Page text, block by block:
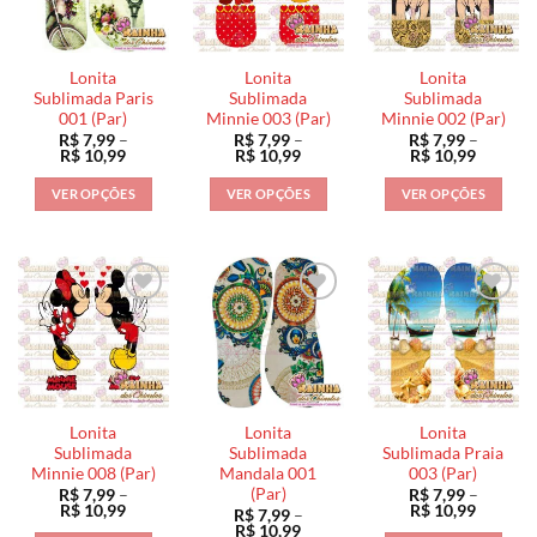
opções
podem
ser
escolhidas
na
página
do
produto
opções
podem
ser
escolhidas
na
página
do
produto
opções
podem
ser
escolhidas
na
página
do
produto
Lonita
Sublimada Paris
001 (Par)
R$7,99 –
R$ 10,99Faixa
preço:
R$ 7,99
através
VER OPÇÕES
tem
várias
variantes.
As
opções
podem
ser
escolhidas
na
página
do
Lonita
Sublimada
Minnie 003 (Par)
R$7,99 –
R$ 10,99Faixa
preço:
R$ 7,99
através
VER OPÇÕES
tem
várias
variantes.
As
opções
podem
ser
escolhidas
na
página
do
Lonita
Sublimada
Minnie 002 (Par)
R$7,99 –
R$ 10,99Faixa
preço:
R$ 7,99
através
VER OPÇÕES
tem
várias
variantes.
As
opções
podem
ser
escolhidas
na
página
do
Lonita
Sublimada
Minnie 008 (Par)
R$7,99 –
R$ 10,99Faixa
Lonita
Sublimada
Mandala 001
(Par)
R$7,99 –
R$ 10,99Faixa
Lonita
Sublimada Praia
003 (Par)
R$7,99 –
R$ 10,99Faixa